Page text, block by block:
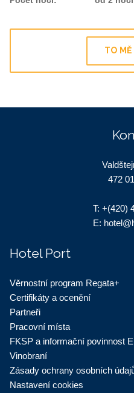
TO
472
T: +(420)
E:
Hotel Port
Věrnostní program Regata+
Certifikáty a ocenění
Partneři
Pracovní místa
FKSP a informační povinnost
Vinobraní
Zásady ochrany osobních
Nastavení cookies